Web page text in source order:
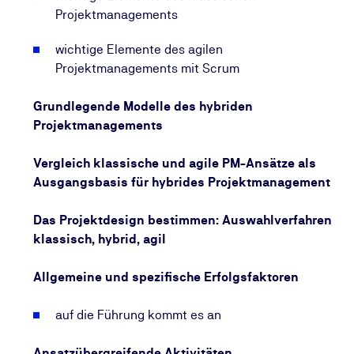
Projektmanagements
wichtige Elemente des agilen
Projektmanagements mit Scrum
Grundlegende Modelle des hybriden
Projektmanagements
Vergleich klassische und agile PM-Ansätze als
Ausgangsbasis für hybrides Projektmanagement
Das Projektdesign bestimmen: Auswahlverfahren
klassisch, hybrid, agil
Allgemeine und spezifische Erfolgsfaktoren
auf die Führung kommt es an